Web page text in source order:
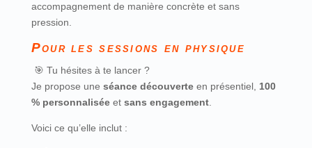
accompagnement de manière concrète et sans
pression.
Pour les sessions en physique
🎯 Tu hésites à te lancer ?
Je propose une séance découverteen présentiel, 100
% personnaliséeet sans engagement.
Voici ce qu’elle inclut :